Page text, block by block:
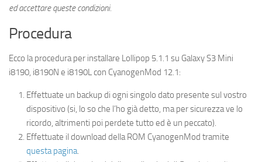
ed accettare queste condizioni.
Procedura
Ecco la procedura per installare Lollipop 5.1.1 su Galaxy S3 Mini
i8190, i8190N e i8190L con CyanogenMod 12.1:
Effettuate un backup di ogni singolo dato presente sul vostro
dispositivo (si, lo so che l’ho già detto, ma per sicurezza ve lo
ricordo, altrimenti poi perdete tutto ed è un peccato).
Effettuate il download della ROM CyanogenMod tramite
questa pagina.